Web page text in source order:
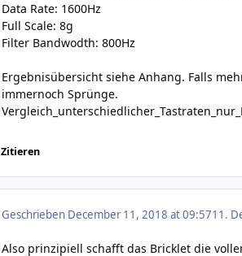
Data Rate: 1600Hz
Full Scale: 8g
Filter Bandwodth: 800Hz
Ergebnisübersicht siehe Anhang. Falls
immernoch Sprünge.
Zitieren
Geschrieben December 11, 2018 at 09:5711.
Also prinzipiell schafft das Bricklet die